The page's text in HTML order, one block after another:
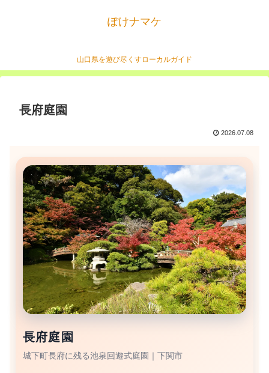
ぽけナマケ
山口県を遊び尽くすローカルガイド
長府庭園
2026.07.08
長府庭園
城下町長府に残る池泉回遊式庭園｜下関市